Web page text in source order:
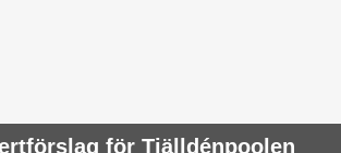
för Tjälldénpoolen